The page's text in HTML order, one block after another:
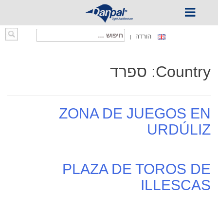
חיפוש: הורדה
Country: ספרד
ZONA DE JUEGOS EN
URDÚLIZ
PLAZA DE TOROS DE
ILLESCAS